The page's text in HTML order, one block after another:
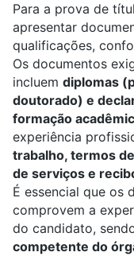
Para a prova de
apresentar
qualificações,
Os documentos
incluem diplomas
doutorado) e
formação
experiência
trabalho, termos
de serviços e
É essencial que os
comprovem a
do candidato,
competente do